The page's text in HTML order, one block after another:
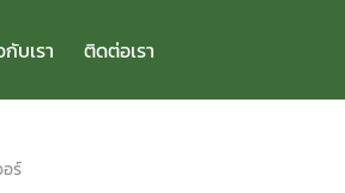
บเรา ติดต่อเรา
อร์